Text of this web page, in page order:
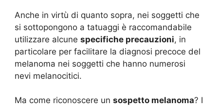
Anche in virtù di quanto sopra, nei soggetti che
si sottopongono a tatuaggi è raccomandabile
utilizzare alcune specifiche precauzioni, in
particolare per facilitare la diagnosi precoce del
melanoma nei soggetti che hanno numerosi
nevi melanocitici.
Ma come riconoscere un sospetto melanoma? I